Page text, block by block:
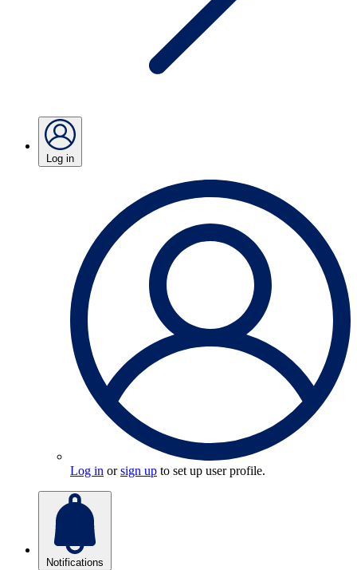
Log in
Log in orsign up to set up user profile.
Notifications